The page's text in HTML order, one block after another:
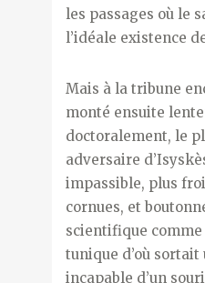
les passages où le
l’idéale existence
Mais à la tribune
monté ensuite
doctoralement, le
adversaire
impassible, plus
cornues, et
scientifique comme
tunique d’où
incapable d’un